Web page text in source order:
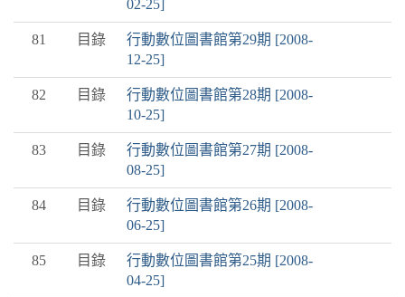
02-25]
81 目錄
行動數位圖書館第29期 [2008-
12-25]
82 目錄
行動數位圖書館第28期 [2008-
10-25]
83 目錄
行動數位圖書館第27期 [2008-
08-25]
84 目錄
行動數位圖書館第26期 [2008-
06-25]
85 目錄
行動數位圖書館第25期 [2008-
04-25]